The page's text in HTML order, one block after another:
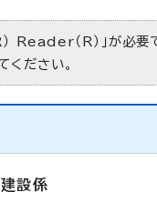
Reader（R）」が必要
ください。
設係